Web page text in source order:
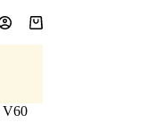
Carro
de
V60